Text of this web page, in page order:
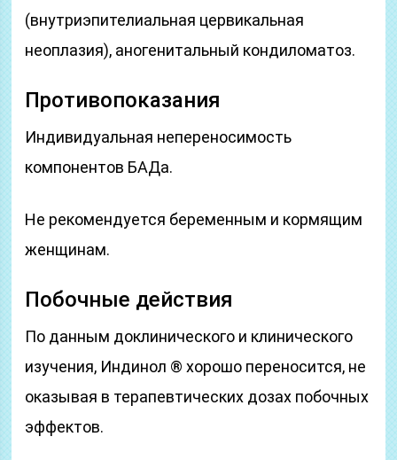
(внутриэпителиальная цервикальная
неоплазия), аногенитальный кондиломатоз.
Противопоказания
Индивидуальная непереносимость
компонентов БАДа.
Не рекомендуется беременным и кормящим
женщинам.
Побочные действия
По данным доклинического и клинического
изучения, Индинол ® хорошо переносится, не
оказывая в терапевтических дозах побочных
эффектов.